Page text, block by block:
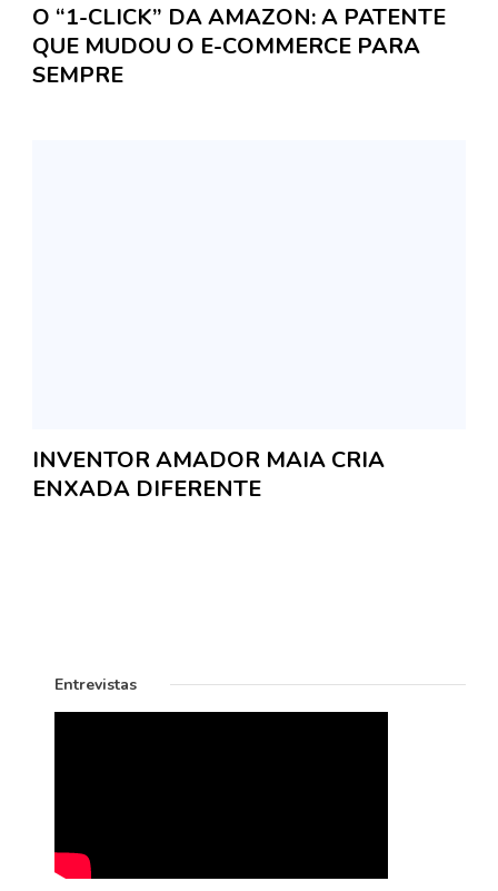
O “1-CLICK” DA AMAZON: A PATENTE
QUE MUDOU O E-COMMERCE PARA
SEMPRE
INVENTOR AMADOR MAIA CRIA
ENXADA DIFERENTE
Entrevistas